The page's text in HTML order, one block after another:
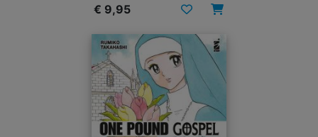
€ 9,95